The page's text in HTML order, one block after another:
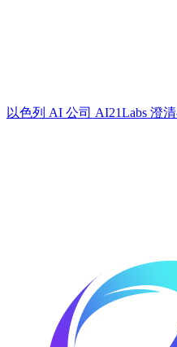
以色列 AI 公司 AI21Labs 澄